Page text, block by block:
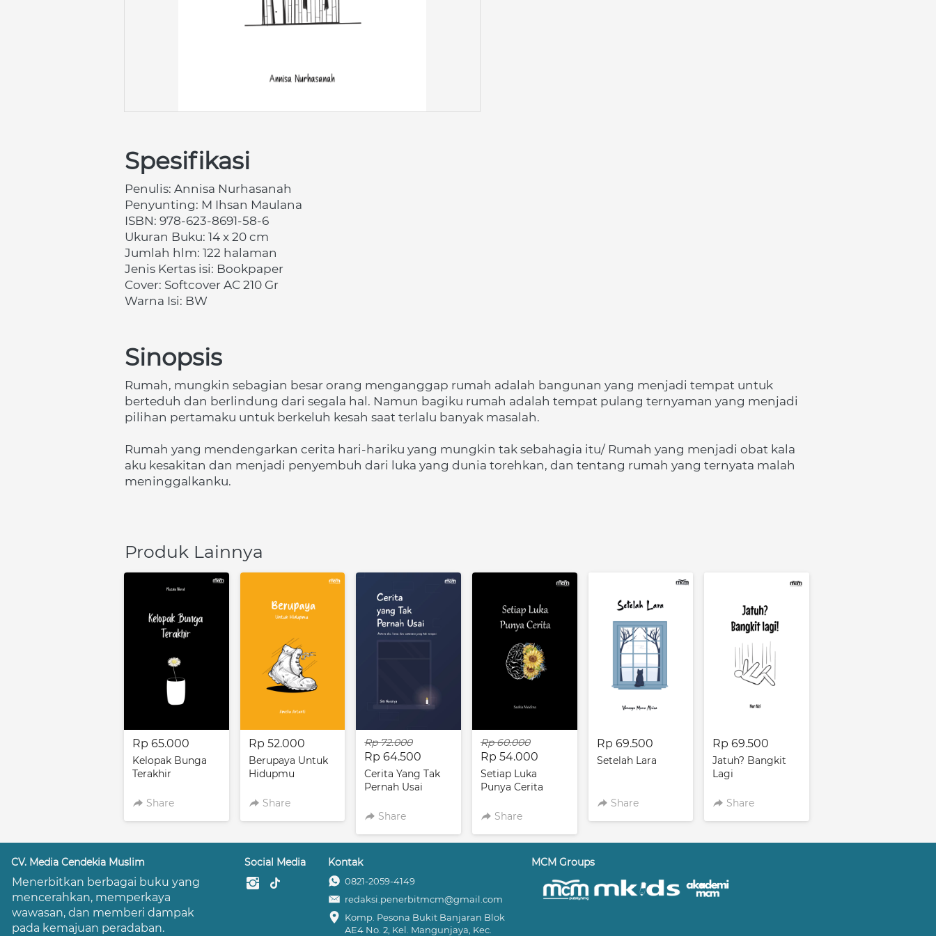
Spesifikasi
Penulis: Annisa Nurhasanah
Penyunting: M Ihsan Maulana
ISBN: 978-623-8691-58-6
Ukuran Buku: 14 x 20 cm
Jumlah hlm: 122 halaman
Jenis Kertas isi: Bookpaper
Cover: Softcover AC 210 Gr
Warna Isi: BW
Sinopsis
Rumah, mungkin sebagian besar orang menganggap rumah adalah bangunan yang menjadi tempat untuk
berteduh dan berlindung dari segala hal. Namun bagiku rumah adalah tempat pulang ternyaman yang menjadi
pilihan pertamaku untuk berkeluh kesah saat terlalu banyak masalah.
Rumah yang mendengarkan cerita hari-hariku yang mungkin tak sebahagia itu/ Rumah yang menjadi obat kala
aku kesakitan dan menjadi penyembuh dari luka yang dunia torehkan, dan tentang rumah yang ternyata malah
meninggalkanku.
Produk Lainnya
Rp 65.000
Kelopak Bunga
Terakhir
Share
Rp 52.000
Berupaya Untuk
Hidupmu
Share
Rp 72.000
Rp 64.500
Cerita Yang Tak
Pernah Usai
Share
Rp 60.000
Rp 54.000
Setiap Luka
Punya Cerita
Share
Rp 69.500
Setelah Lara
Share
Rp 69.500
Jatuh? Bangkit
Lagi
Share
CV. Media Cendekia Muslim
Menerbitkan berbagai buku yang
mencerahkan, memperkaya
wawasan, dan memberi dampak
pada kemajuan peradaban.
Social Media Kontak
0821-2059-4149
redaksi.penerbitmcm@gmail.com
Komp. Pesona Bukit Banjaran Blok
AE4 No. 2, Kel. Mangunjaya, Kec.
MCM Groups